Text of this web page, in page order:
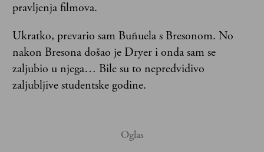
pravljenja filmova.
Ukratko, prevario sam Buñuela s Bresonom. No
nakon Bresona došao je Dryer i onda sam se
zaljubio u njega… Bile su to nepredvidivo
zaljubljive studentske godine.